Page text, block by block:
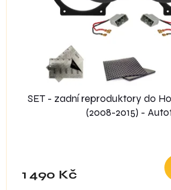
SET - zadní reproduktory do
(2008-2015) -
1 490 Kč